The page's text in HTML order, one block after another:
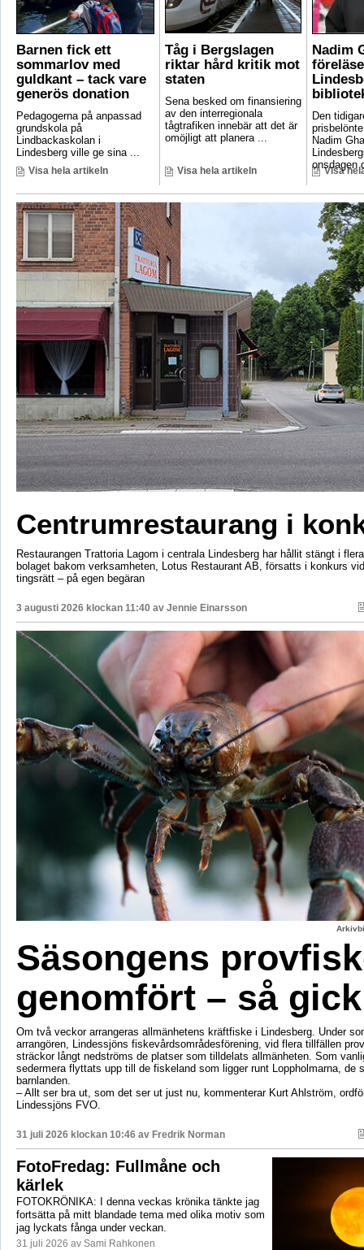
Barnen fick ett
sommarlov med
guldkant – tack vare
generös donation
Pedagogerna på anpassad
grundskola på
Lindbackaskolan i
Lindesberg ville ge sina ...
Visa hela artikeln
Tåg i Bergslagen
riktar hård kritik mot
staten
Sena besked om finansiering
av den interregionala
tågtrafiken innebär att det är
omöjligt att planera ...
Visa hela artikeln
Nadim
Den
Nadim
onsdagen
Visa
Centrumrestaurang i
Restaurangen Trattoria Lagom i centrala Lindesberg har hållit stängt i
bolaget bakom verksamheten, Lotus Restaurant AB, försatts i konkurs
tingsrätt – på egen begäran
3 augusti 2026 klockan 11:40 av Jennie Einarsson
Säsongens
genomfört – så
Om två veckor arrangeras allmänhetens kräftfiske i Lindesberg. Under
arrangören, Lindessjöns fiskevårdsområdesförening, vid flera tillfällen
sträckor långt nedströms de platser som tilldelats allmänheten. Som
sedermera flyttats upp till de fiskeland som ligger runt Loppholmarna, de
barnlanden.
– Allt ser bra ut, som det ser ut just nu, kommenterar Kurt Ahlström,
Lindessjöns FVO.
31 juli 2026 klockan 10:46 av Fredrik Norman
FotoFredag: Fullmåne och
kärlek
FOTOKRÖNIKA: I denna veckas krönika tänkte jag
fortsätta på mitt blandade tema med olika motiv som
jag lyckats fånga under veckan.
31 juli 2026 av Sami Rahkonen